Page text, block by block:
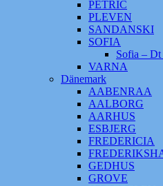
PETRIC
PLEVEN
SANDANSKI
SOFIA
Sofia –
VARNA
Dänemark
AABENRAA
AALBORG
AARHUS
ESBJERG
FREDERICIA
GEDHUS
GROVE